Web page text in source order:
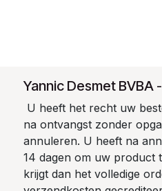
Yannic Desmet BVBA -
U heeft het recht uw
na ontvangst zonder
annuleren. U heeft na
14 dagen om uw product
krijgt dan het volledige